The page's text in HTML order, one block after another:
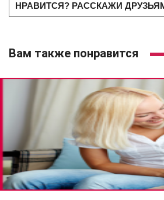
НРАВИТСЯ? РАССКАЖИ
Вам также понравится